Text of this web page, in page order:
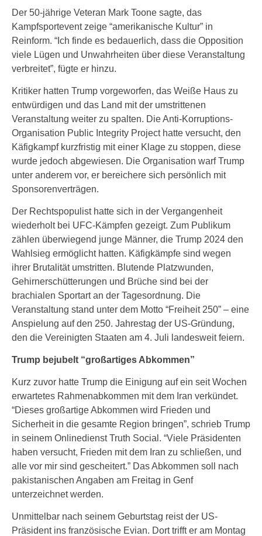
Der 50-jährige Veteran Mark Toone sagte, das
Kampfsportevent zeige “amerikanische Kultur” in
Reinform. “Ich finde es bedauerlich, dass die Opposition
viele Lügen und Unwahrheiten über diese Veranstaltung
verbreitet”, fügte er hinzu.
Kritiker hatten Trump vorgeworfen, das Weiße Haus zu
entwürdigen und das Land mit der umstrittenen
Veranstaltung weiter zu spalten. Die Anti-Korruptions-
Organisation Public Integrity Project hatte versucht, den
Käfigkampf kurzfristig mit einer Klage zu stoppen, diese
wurde jedoch abgewiesen. Die Organisation warf Trump
unter anderem vor, er bereichere sich persönlich mit
Sponsorenverträgen.
Der Rechtspopulist hatte sich in der Vergangenheit
wiederholt bei UFC-Kämpfen gezeigt. Zum Publikum
zählen überwiegend junge Männer, die Trump 2024 den
Wahlsieg ermöglicht hatten. Käfigkämpfe sind wegen
ihrer Brutalität umstritten. Blutende Platzwunden,
Gehirnerschütterungen und Brüche sind bei der
brachialen Sportart an der Tagesordnung. Die
Veranstaltung stand unter dem Motto “Freiheit 250” – eine
Anspielung auf den 250. Jahrestag der US-Gründung,
den die Vereinigten Staaten am 4. Juli landesweit feiern.
Trump bejubelt “großartiges Abkommen”
Kurz zuvor hatte Trump die Einigung auf ein seit Wochen
erwartetes Rahmenabkommen mit dem Iran verkündet.
“Dieses großartige Abkommen wird Frieden und
Sicherheit in die gesamte Region bringen”, schrieb Trump
in seinem Onlinedienst Truth Social. “Viele Präsidenten
haben versucht, Frieden mit dem Iran zu schließen, und
alle vor mir sind gescheitert.” Das Abkommen soll nach
pakistanischen Angaben am Freitag in Genf
unterzeichnet werden.
Unmittelbar nach seinem Geburtstag reist der US-
Präsident ins französische Evian. Dort trifft er am Montag